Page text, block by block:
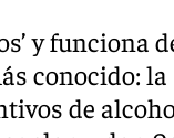
y
conocido:
de